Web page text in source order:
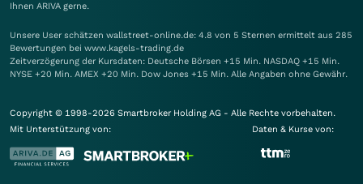
Ihnen ARIVA gerne.
Unsere User schätzen wallstreet-online.de: 4.8 von 5 Sternen ermittelt aus 285
Bewertungen bei www.kagels-trading.de
Zeitverzögerung der Kursdaten: Deutsche Börsen +15 Min. NASDAQ +15 Min.
NYSE +20 Min. AMEX +20 Min. Dow Jones +15 Min. Alle Angaben ohne Gewähr.
Copyright © 1998-2026 Smartbroker Holding AG - Alle Rechte vorbehalten.
Mit Unterstützung von:
Daten & Kurse von: